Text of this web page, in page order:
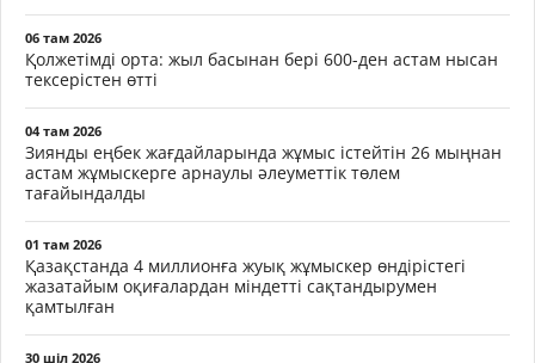
06 там 2026
Қолжетімді орта: жыл басынан бері 600-ден астам нысан
тексерістен өтті
04 там 2026
Зиянды еңбек жағдайларында жұмыс істейтін 26 мыңнан
астам жұмыскерге арнаулы әлеуметтік төлем
тағайындалды
01 там 2026
Қазақстанда 4 миллионға жуық жұмыскер өндірістегі
жазатайым оқиғалардан міндетті сақтандырумен
қамтылған
30 шіл 2026